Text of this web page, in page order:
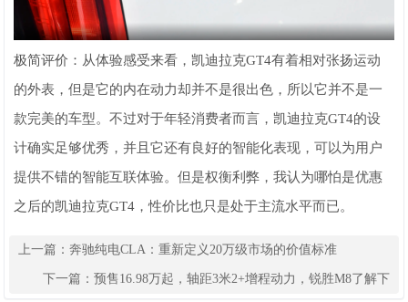
极简评价：从体验感受来看，凯迪拉克GT4有着相对张扬运动
的外表，但是它的内在动力却并不是很出色，所以它并不是一
款完美的车型。不过对于年轻消费者而言，凯迪拉克GT4的设
计确实足够优秀，并且它还有良好的智能化表现，可以为用户
提供不错的智能互联体验。但是权衡利弊，我认为哪怕是优惠
之后的凯迪拉克GT4，性价比也只是处于主流水平而已。
上一篇：奔驰纯电CLA：重新定义20万级市场的价值标准
下一篇： 预售16.98万起，轴距3米2+增程动力，锐胜M8了解下